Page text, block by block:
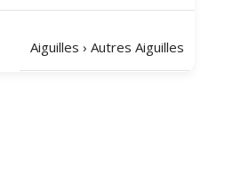
Aiguilles › Autres Aiguilles